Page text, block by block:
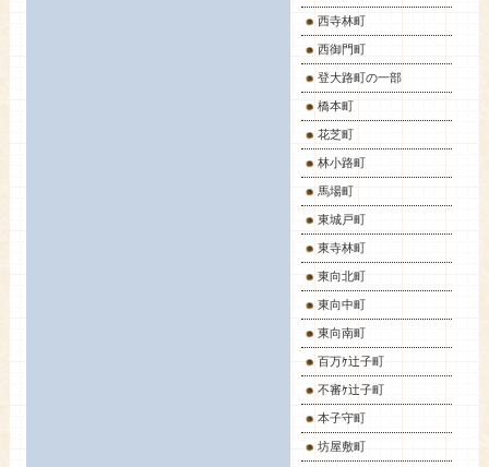
西寺林町
西御門町
登大路町の一部
橋本町
花芝町
林小路町
馬場町
東城戸町
東寺林町
東向北町
東向中町
東向南町
百万ｹ辻子町
不審ｹ辻子町
本子守町
坊屋敷町